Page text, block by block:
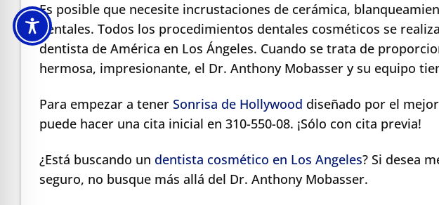
Es posible que necesite incrustaciones de cerámica,
dentales. Todos los procedimientos dentales cosméticos se
dentista de América en Los Ángeles. Cuando se trata de
hermosa, impresionante, el Dr. Anthony Mobasser y su equipo
Para empezar a tenerSonrisa de Hollywood diseñado por el
puede hacer una cita inicial en 310-550-08. ¡Sólo con cita previa!
¿Está buscando un dentista cosmético en Los Angeles? Si desea
seguro, no busque más allá del Dr. Anthony Mobasser.